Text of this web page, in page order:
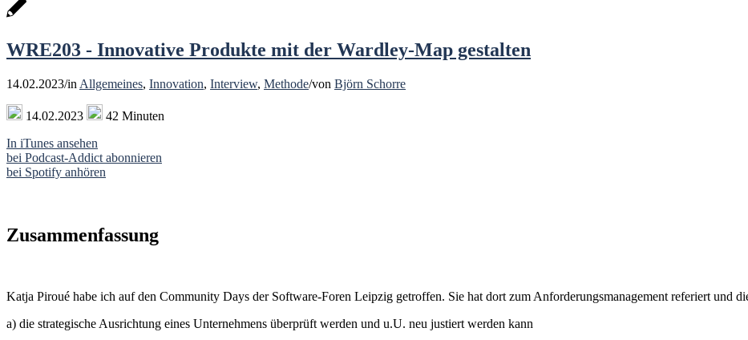
WRE203 - Innovative Produkte mit der Wardley-Map gestalten
14.02.2023/in Allgemeines, Innovation, Interview, Methode/von Björn Schorre
14.02.2023
42 Minuten
In iTunes ansehen
bei Podcast-Addict abonnieren
bei Spotify anhören
Zusammenfassung
Katja Piroué habe ich auf den Community Days der Software-Foren Leipzig getroffen. Sie hat dort zum Anforderungsmanagement referiert und
a) die strategische Ausrichtung eines Unternehmens überprüft werden und u.U. neu justiert werden kann